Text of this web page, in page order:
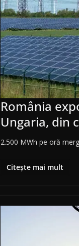
România
Ungaria, din
2.500 MWh pe oră
Citește mai mult